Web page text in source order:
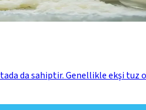
da sahiptir. Genellikle ekşi tuz